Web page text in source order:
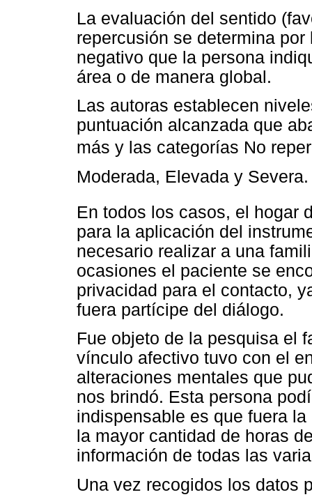
La evaluación del sentido
repercusión se determina
negativo que la persona
área o de manera global.
Las autoras establecen
puntuación alcanzada que
más y las categorías No
Moderada, Elevada y Severa.
En todos los casos, el hogar
para la aplicación del
necesario realizar a una
ocasiones el paciente se
privacidad para el contacto,
fuera partícipe del diálogo.
Fue objeto de la pesquisa el
vínculo afectivo tuvo con el
alteraciones mentales que
nos brindó. Esta persona
indispensable es que fuera
la mayor cantidad de horas
información de todas las
Una vez recogidos los datos